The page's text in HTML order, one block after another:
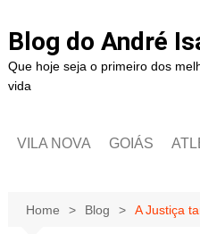
Blog do André
Que hoje seja o primeiro dos
vida
VILA NOVA GOIÁS
Home Blog A Justiça